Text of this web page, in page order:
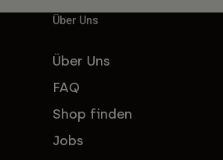
Über Uns
Über Uns
FAQ
Shop finden
Jobs